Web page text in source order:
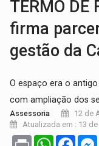
TERMO DE
firma
gestão da
O espaço era o
com ampliação dos
Assessoria
12 de
Atualizada em : 13
Print WhatsApp